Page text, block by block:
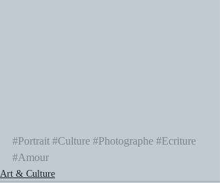
#Portrait #Culture #Photographe #Ecriture
#Amour
Art & Culture